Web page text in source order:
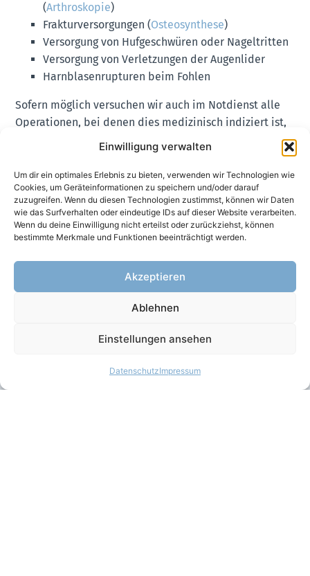
Einwilligung verwalten
Um dir ein optimales Erlebnis zu bieten, verwenden wir Technologien wie
Cookies, um Geräteinformationen zu speichern und/oder darauf
zuzugreifen. Wenn du diesen Technologien zustimmst, können wir Daten
wie das Surfverhalten oder eindeutige IDs auf dieser Website verarbeiten.
Wenn du deine Einwilligung nicht erteilst oder zurückziehst, können
bestimmte Merkmale und Funktionen beeinträchtigt werden.
Akzeptieren
Ablehnen
Einstellungen ansehen
DatenschutzImpressum
(Arthroskopie)
Frakturversorgungen (Osteosynthese)
Versorgung von Hufgeschwüren oder Nageltritten
Versorgung von Verletzungen der Augenlider
Harnblasenrupturen beim Fohlen
Sofern möglich versuchen wir auch im Notdienst alle
Operationen, bei denen dies medizinisch indiziert ist,
in Standnarkose durchzuführen. So ist möglich die
meisten Verletzungen unter Anwendung einer lokalen
Betäubung im Stehen zu versorgen. Falls eine
Allgemeinanästhesie unumgänglich ist, etwa bei
Osteosynthesen oder zur arthroskopischen Spülung
infizierter Gelenke können wir auch im Notdienst durch
erfahrenes Personal und moderne Anästhesietechniken
eine bestmögliche und risikoarmeNarkose